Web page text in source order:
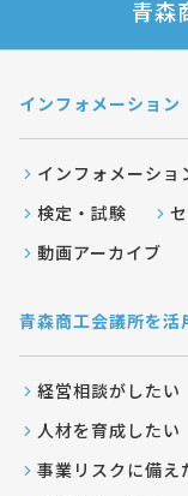
青森
インフォメーション
インフォメーショ
検定・試験
動画アーカイブ
青森商工会議所を活
経営相談がしたい
人材を育成したい
事業リスクに備え